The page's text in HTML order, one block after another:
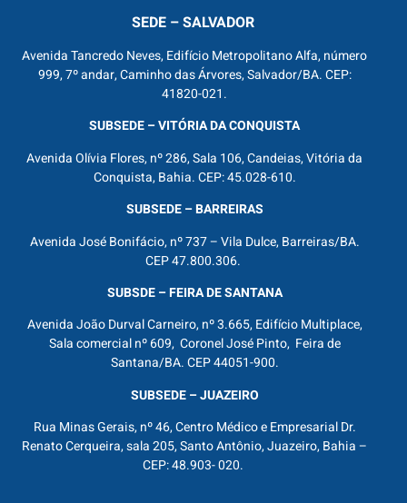
SEDE – SALVADOR
Avenida Tancredo Neves, Edifício Metropolitano Alfa, número
999, 7º andar, Caminho das Árvores, Salvador/BA. CEP:
41820-021.
SUBSEDE – VITÓRIA DA CONQUISTA
Avenida Olívia Flores, nº 286, Sala 106, Candeias, Vitória da
Conquista, Bahia. CEP: 45.028-610.
SUBSEDE – BARREIRAS
Avenida José Bonifácio, nº 737 – Vila Dulce, Barreiras/BA.
CEP 47.800.306.
SUBSDE – FEIRA DE SANTANA
Avenida João Durval Carneiro, nº 3.665, Edifício Multiplace,
Sala comercial nº 609, Coronel José Pinto, Feira de
Santana/BA. CEP 44051-900.
SUBSEDE – JUAZEIRO
Rua Minas Gerais, nº 46, Centro Médico e Empresarial Dr.
Renato Cerqueira, sala 205, Santo Antônio, Juazeiro, Bahia –
CEP: 48.903- 020.